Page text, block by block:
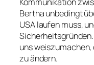
Bertha unbedingt
USA laufen muss,
uns
zu ändern.